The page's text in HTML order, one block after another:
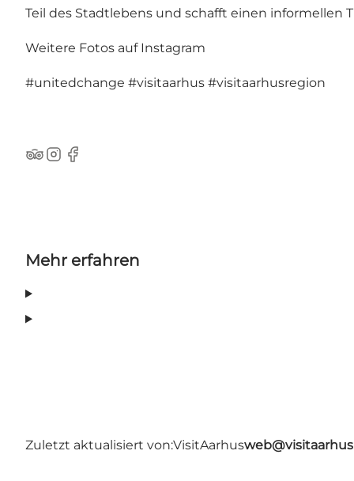
Teil des Stadtlebens und schafft einen informellen
Weitere Fotos auf Instagram
#unitedchange #visitaarhus #visitaarhusregion
TripAdvisor
Instagram
Facebook
Mehr erfahren
Zuletzt aktualisiert von:VisitAarhus